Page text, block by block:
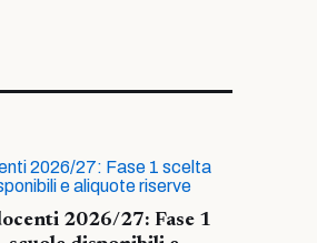
2026/27: Fase 1